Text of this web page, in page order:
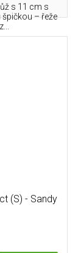
s 11 cm s
– řeže
(S) - Sandy